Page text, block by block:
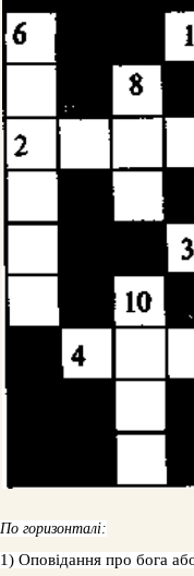
По горизонталі:
1) Оповідання про бога